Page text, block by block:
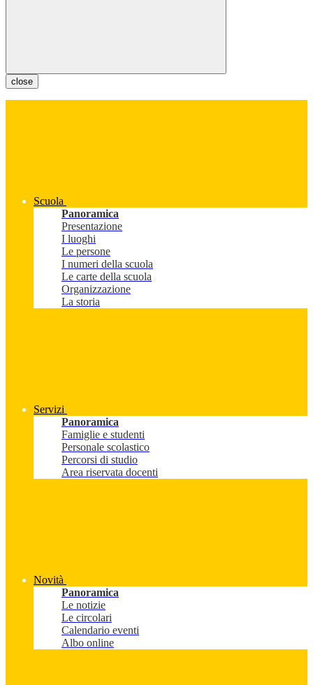
close
Scuola
Panoramica
Presentazione
I luoghi
Le persone
I numeri della scuola
Le carte della scuola
Organizzazione
La storia
Servizi
Panoramica
Famiglie e studenti
Personale scolastico
Percorsi di studio
Area riservata docenti
Novità
Panoramica
Le notizie
Le circolari
Calendario eventi
Albo online